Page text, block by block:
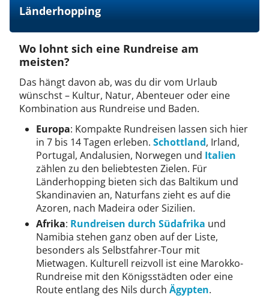
Länderhopping
Wo lohnt sich eine Rundreise am
meisten?
Das hängt davon ab, was du dir vom Urlaub
wünschst – Kultur, Natur, Abenteuer oder eine
Kombination aus Rundreise und Baden.
Europa: Kompakte Rundreisen lassen sich hier
in 7 bis 14 Tagen erleben. Schottland, Irland,
Portugal, Andalusien, Norwegen und Italien
zählen zu den beliebtesten Zielen. Für
Länderhopping bieten sich das Baltikum und
Skandinavien an, Naturfans zieht es auf die
Azoren, nach Madeira oder Sizilien.
Afrika: Rundreisen durch Südafrika und
Namibia stehen ganz oben auf der Liste,
besonders als Selbstfahrer-Tour mit
Mietwagen. Kulturell reizvoll ist eine Marokko-
Rundreise mit den Königsstädten oder eine
Route entlang des Nils durch Ägypten.